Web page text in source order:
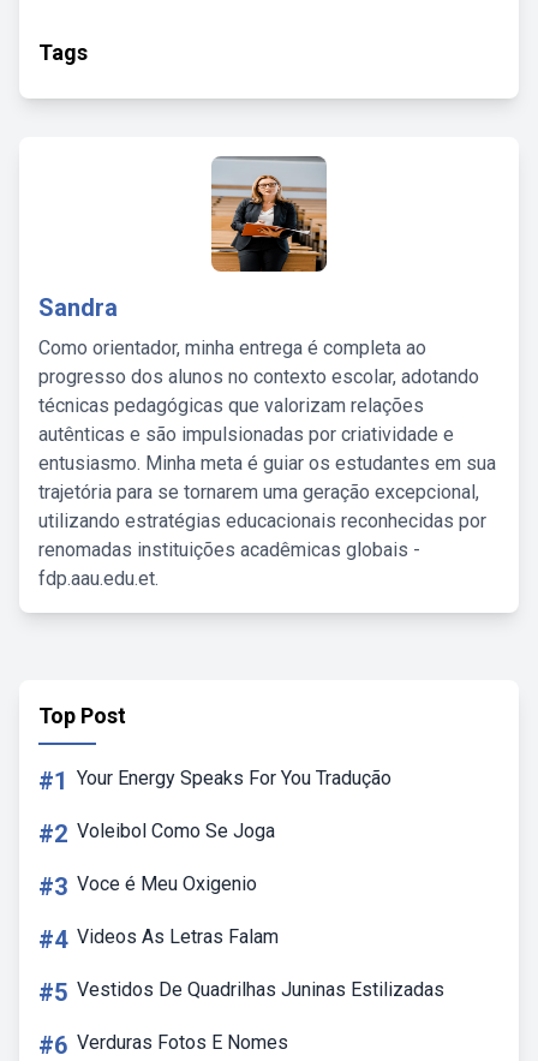
Tags
Sandra
Como orientador, minha entrega é completa ao
progresso dos alunos no contexto escolar, adotando
técnicas pedagógicas que valorizam relações
autênticas e são impulsionadas por criatividade e
entusiasmo. Minha meta é guiar os estudantes em sua
trajetória para se tornarem uma geração excepcional,
utilizando estratégias educacionais reconhecidas por
renomadas instituições acadêmicas globais -
fdp.aau.edu.et.
Top Post
#1 Your Energy Speaks For You Tradução
#2 Voleibol Como Se Joga
#3 Voce é Meu Oxigenio
#4 Videos As Letras Falam
#5 Vestidos De Quadrilhas Juninas Estilizadas
#6 Verduras Fotos E Nomes